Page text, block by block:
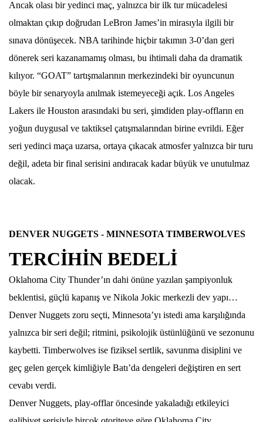
Ancak olası bir yedinci maç, yalnızca bir ilk tur mücadelesi
olmaktan çıkıp doğrudan LeBron James’in mirasıyla ilgili bir
sınava dönüşecek. NBA tarihinde hiçbir takımın 3-0’dan geri
dönerek seri kazanamamış olması, bu ihtimali daha da dramatik
kılıyor. “GOAT” tartışmalarının merkezindeki bir oyuncunun
böyle bir senaryoyla anılmak istemeyeceği açık. Los Angeles
Lakers ile Houston arasındaki bu seri, şimdiden play-offların en
yoğun duygusal ve taktiksel çatışmalarından birine evrildi. Eğer
seri yedinci maça uzarsa, ortaya çıkacak atmosfer yalnızca bir turu
değil, adeta bir final serisini andıracak kadar büyük ve unutulmaz
olacak.
DENVER NUGGETS - MINNESOTA TIMBERWOLVES
TERCİHİN BEDELİ
Oklahoma City Thunder’ın dahi önüne yazılan şampiyonluk
beklentisi, güçlü kapanış ve Nikola Jokic merkezli dev yapı…
Denver Nuggets zoru seçti, Minnesota’yı istedi ama karşılığında
yalnızca bir seri değil; ritmini, psikolojik üstünlüğünü ve sezonunu
kaybetti. Timberwolves ise fiziksel sertlik, savunma disiplini ve
geç gelen gerçek kimliğiyle Batı’da dengeleri değiştiren en sert
cevabı verdi.
Denver Nuggets, play-offlar öncesinde yakaladığı etkileyici